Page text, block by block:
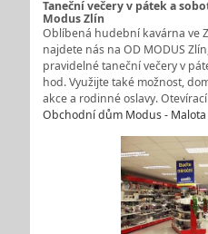
Taneční večery v pátek a
Modus Zlín
Oblíbená hudební kavárna ve
najdete nás na OD MODUS
pravidelné taneční večery v
hod. Využijte také možnost,
akce a rodinné oslavy.
Obchodní dům Modus - Malota